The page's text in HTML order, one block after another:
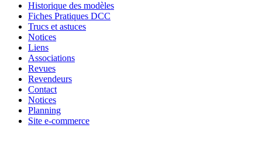
Historique des modèles
Fiches Pratiques DCC
Trucs et astuces
Notices
Liens
Associations
Revues
Revendeurs
Contact
Notices
Planning
Site e-commerce